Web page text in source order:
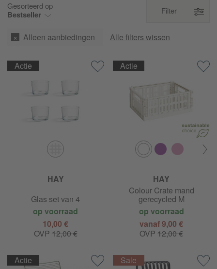
Gesorteerd op
Bestseller Filter
Alleen aanbiedingen Alle filters wissen
HAY
Glas set van 4
op voorraad
10,00 €
OVP 12,00 €
Actie
HAY
Colour Crate mand
gerecycled M
op voorraad
vanaf 9,00 €
OVP12,00 €
Actie
Actie